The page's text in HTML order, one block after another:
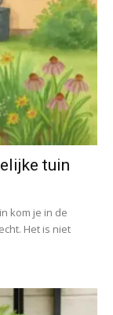
tuin
kom je in de
Het is niet